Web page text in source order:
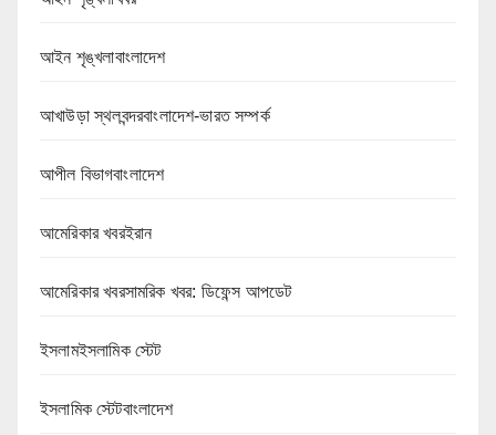
আইন শৃঙ্খলাবাংলাদেশ
আখাউড়া স্থলবন্দরবাংলাদেশ-ভারত সম্পর্ক
আপীল বিভাগবাংলাদেশ
আমেরিকার খবরইরান
আমেরিকার খবরসামরিক খবর: ডিফেন্স আপডেট
ইসলামইসলামিক স্টেট
ইসলামিক স্টেটবাংলাদেশ